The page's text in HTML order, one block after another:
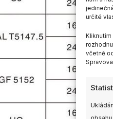
určité
včetně